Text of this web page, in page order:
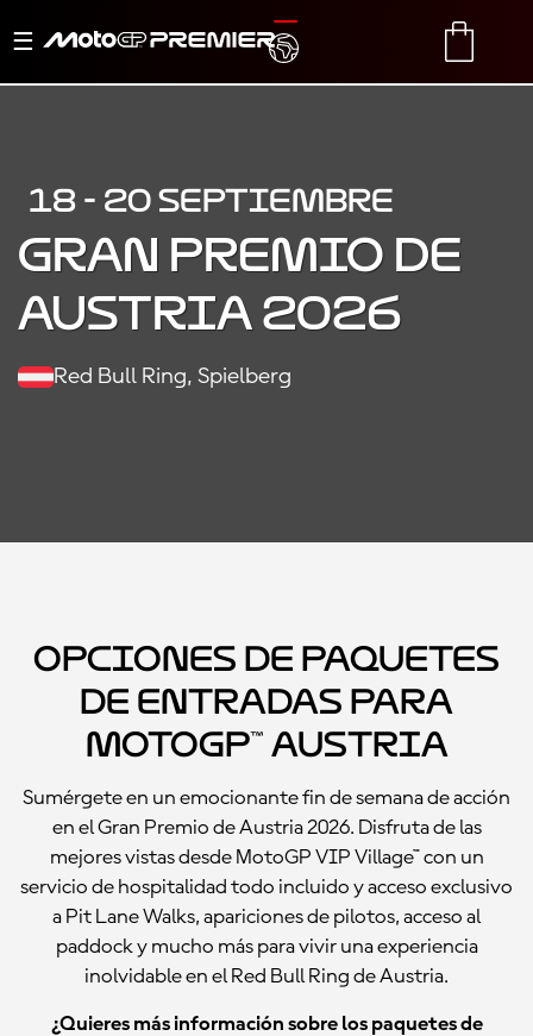
Alternar
TRANSLATE
18 - 20 SEPTIEMBRE
Gran Premio de
Austria 2026
Red Bull Ring, Spielberg
Opciones de paquetes
de entradas para
MotoGP™ Austria
Sumérgete en un emocionante fin de semana de acción
en el Gran Premio de Austria 2026. Disfruta de las
mejores vistas desde MotoGP VIP Village™ con un
servicio de hospitalidad todo incluido y acceso exclusivo
a Pit Lane Walks, apariciones de pilotos, acceso al
paddock y mucho más para vivir una experiencia
inolvidable en el Red Bull Ring de Austria.
¿Quieres más información sobre los paquetes de